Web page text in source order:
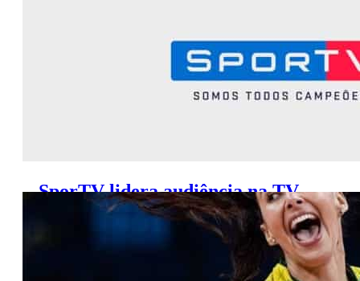
SporTV lidera audiência na TV
paga no mês de junho